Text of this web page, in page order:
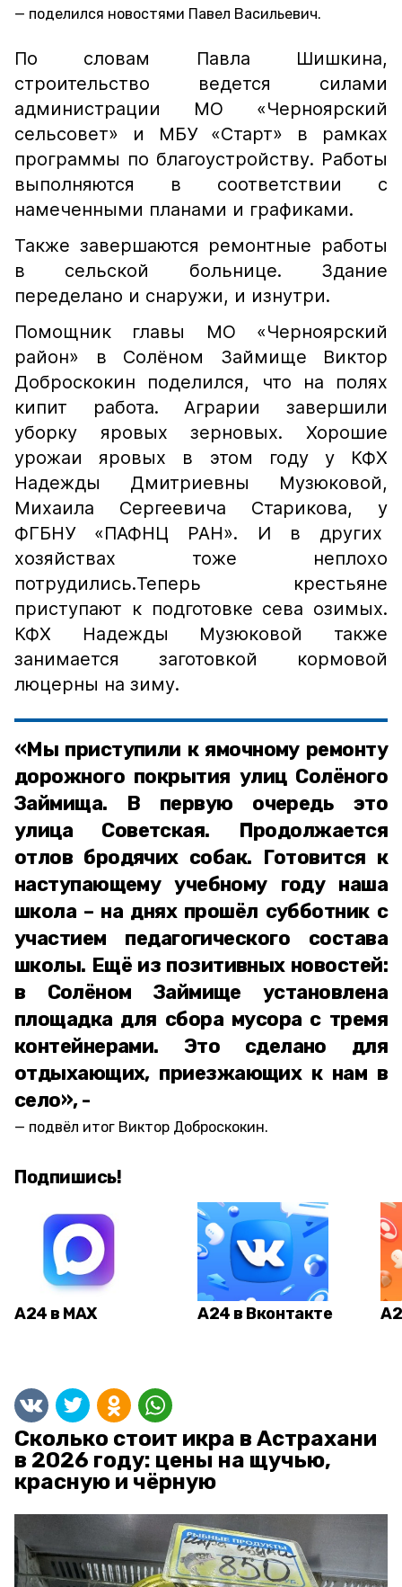
поделился новостями Павел Васильевич.
По словам Павла Шишкина,
строительство ведется силами
администрации МО «Черноярский
сельсовет» и МБУ «Старт» в рамках
программы по благоустройству. Работы
выполняются в соответствии с
намеченными планами и графиками.
Также завершаются ремонтные работы
в сельской больнице. Здание
переделано и снаружи, и изнутри.
Помощник главы МО «Черноярский
район» в Солёном Займище Виктор
Доброскокин поделился, что на полях
кипит работа. Аграрии завершили
уборку яровых зерновых. Хорошие
урожаи яровых в этом году у КФХ
Надежды Дмитриевны Музюковой,
Михаила Сергеевича Старикова, у
ФГБНУ «ПАФНЦ РАН». И в других
хозяйствах тоже неплохо
потрудились.Теперь крестьяне
приступают к подготовке сева озимых.
КФХ Надежды Музюковой также
занимается заготовкой кормовой
люцерны на зиму.
«Мы приступили к ямочному ремонту
дорожного покрытия улиц Солёного
Займища. В первую очередь это
улица Советская. Продолжается
отлов бродячих собак. Готовится к
наступающему учебному году наша
школа – на днях прошёл субботник с
участием педагогического состава
школы. Ещё из позитивных новостей:
в Солёном Займище установлена
площадка для сбора мусора с тремя
контейнерами. Это сделано для
отдыхающих, приезжающих к нам в
село», -
подвёл итог Виктор Доброскокин.
Подпишись!
А24 в MAX А24 в Вконтакте
Сколько стоит икра в Астрахани
в 2026 году: цены на щучью,
красную и чёрную